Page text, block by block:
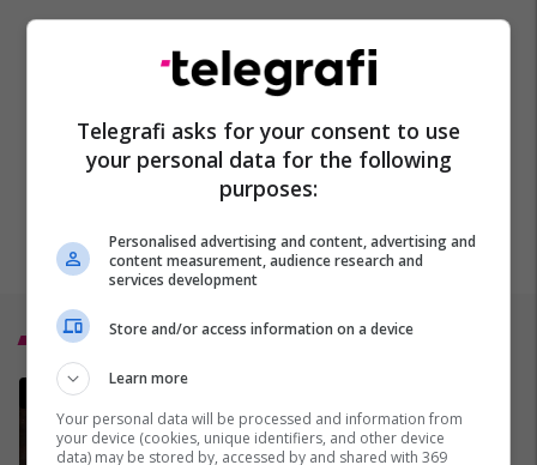
Top 5
për më mbi 6 minuta, po afron
eklipsi diellor më i gjatë i
Telegrafi asks for your consent to use
your personal data for the following
purposes:
Personalised advertising and content, advertising and
content measurement, audience research and
services development
Store and/or access information on a device
Learn more
Your personal data will be processed and information from
your device (cookies, unique identifiers, and other device
data) may be stored by, accessed by and shared with 369